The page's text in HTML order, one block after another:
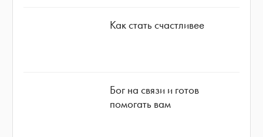
Как стать счастливее
Бог на связи и готов
помогать вам